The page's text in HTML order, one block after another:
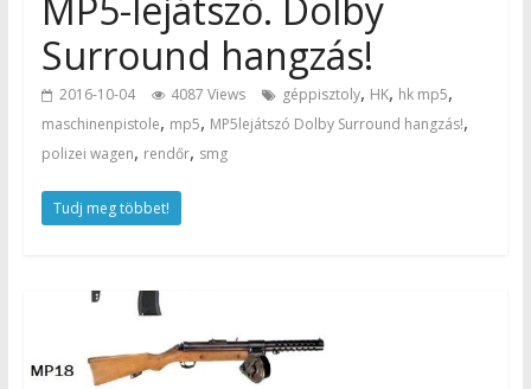
MP5-lejátszó. Dolby
Surround hangzás!
2016-10-04 4087 Views géppisztoly, HK, hk mp5,
maschinenpistole, mp5, MP5lejátszó Dolby Surround hangzás!,
polizei wagen, rendőr, smg
Tudj meg többet!